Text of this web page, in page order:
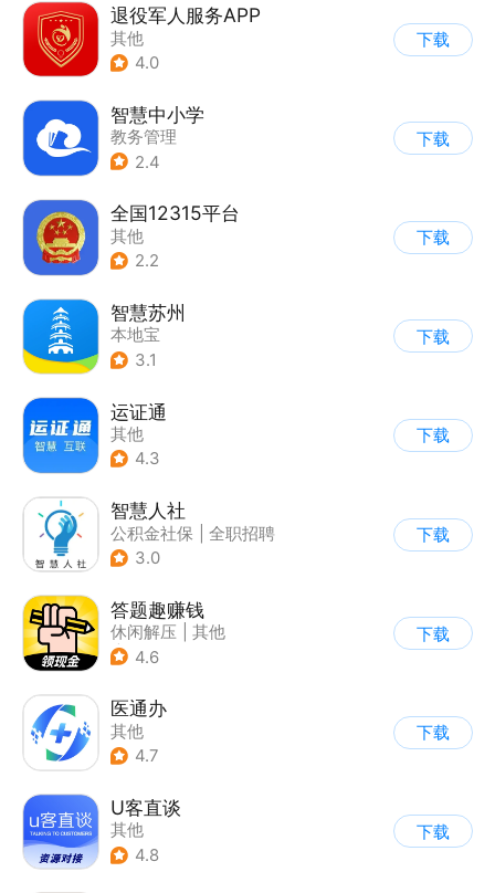
退役军人服务APP
其他
4.0
下载
智慧中小学
教务管理
2.4
下载
全国12315平台
其他
2.2
下载
智慧苏州
本地宝
3.1
下载
运证通
其他
4.3
下载
智慧人社
公积金社保
全职招聘
3.0
下载
答题趣赚钱
休闲解压
其他
| 知识问答
4.6
下载
医通办
其他
4.7
下载
U客直谈
其他
4.8
下载